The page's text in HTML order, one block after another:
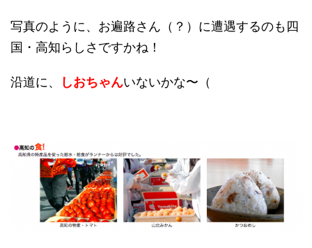
写真のように、お遍路さん（？）に遭遇するのも四
国・高知らしさですかね！
沿道に、 しおちゃんいないかな〜（